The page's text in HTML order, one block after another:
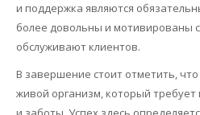
и поддержка являются
более довольны и мотивированы
обслуживают клиентов.
В завершение стоит отметить,
живой организм, который требует